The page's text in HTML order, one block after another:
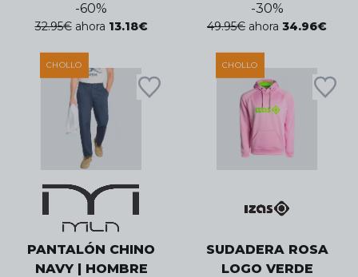
-60%
32.95€ ahora 13.18€
-30%
49.95€ ahora 34.96€
CHOLLO
PANTALÓN CHINO
NAVY | HOMBRE
CHOLLO
SUDADERA ROSA
LOGO VERDE